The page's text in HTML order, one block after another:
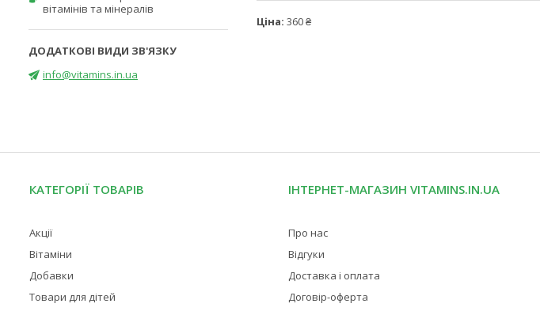
Ціна: 360 ₴
вітамінів та мінералів
info@vitamins.in.ua
КАТЕГОРІЇ ТОВАРІВ
Акції
Вітаміни
Добавки
Товари для дітей
ІНТЕРНЕТ-МАГАЗИН VITAMINS.IN.UA
Про нас
Відгуки
Доставка і оплата
Договір-оферта